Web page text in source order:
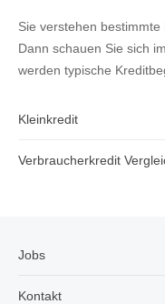
Sie verstehen
Dann schauen Sie sich
werden typische
Kleinkredit
Verbraucherkredit
Jobs
Kontakt